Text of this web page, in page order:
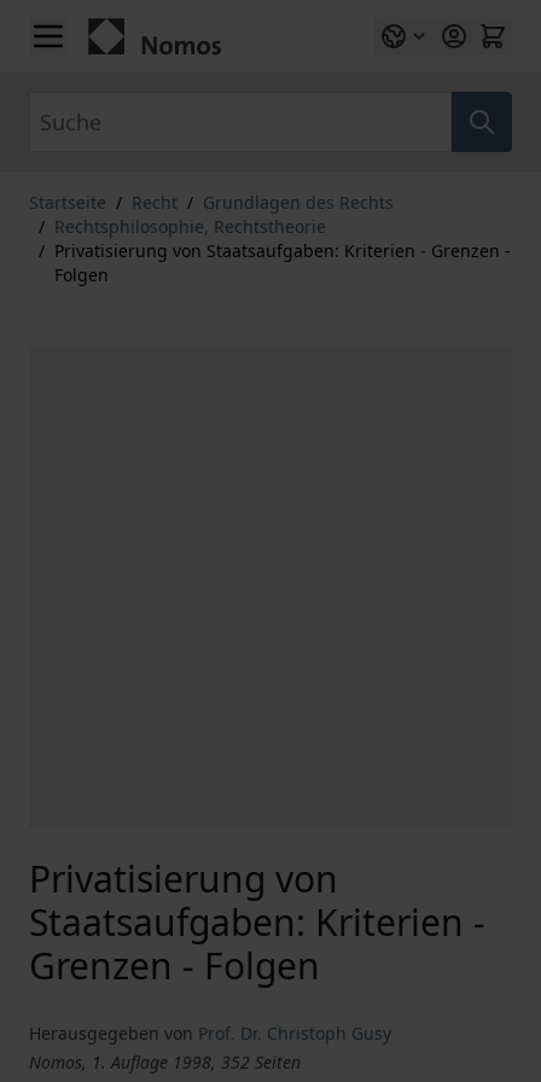
Zum Inhalt springen
Startseite / Recht / Grundlagen des Rechts
/ Rechtsphilosophie, Rechtstheorie
/ Privatisierung von Staatsaufgaben: Kriterien - Grenzen -
Folgen
Privatisierung von
Staatsaufgaben: Kriterien -
Grenzen - Folgen
Herausgegeben von Prof. Dr. Christoph Gusy
Nomos, 1. Auflage 1998, 352 Seiten